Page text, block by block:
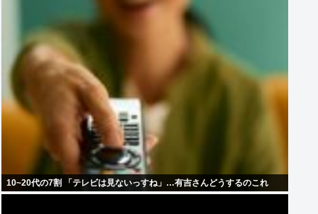
10~20代の7割 「テレビは見ないっすね」…有吉さんどうするのこれ